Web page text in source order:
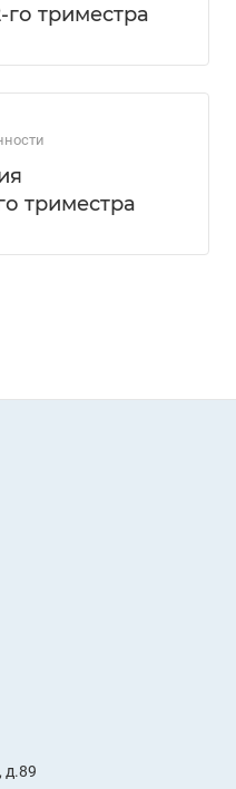
триместра
триместра
д.89